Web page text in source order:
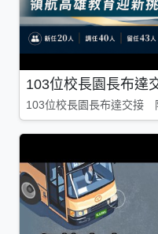
103位校長園長布
103位校長園長布達交接